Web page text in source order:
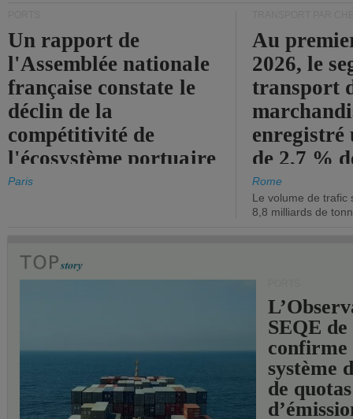
Un rapport de
l'Assemblée nationale
française constate le
déclin de la
compétitivité de
l'écosystème portuaire
de l'État.
Paris
Au
2026, le
transport
enregistré
de 2,7 %
chiffre
Rome
Le volume de trafic
8,8 milliards de
SEQE de
confirme
système
de quotas